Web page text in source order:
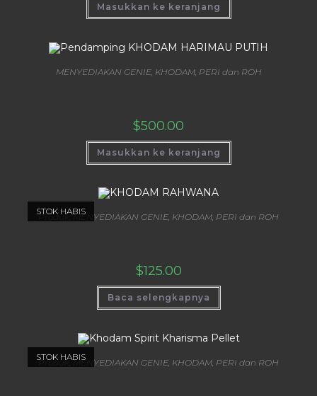
Masukkan ke keranjang
MENYEDIAKAN GENIE, KHODAM, PERI dan ROH
$500.00
Masukkan ke keranjang
STOK HABIS
Produk,MENYEDIAKAN GENIE, KHODAM, PERI dan ROH
$125.00
Baca selengkapnya
STOK HABIS
Produk,MENYEDIAKAN GENIE, KHODAM, PERI dan ROH